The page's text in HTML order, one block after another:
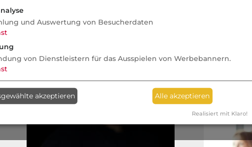
und Auswertung von Besucherdaten
von Dienstleistern für das Ausspielen von Werbebannern.
akzeptieren Alle akzeptieren
Realisiert mit Klaro!